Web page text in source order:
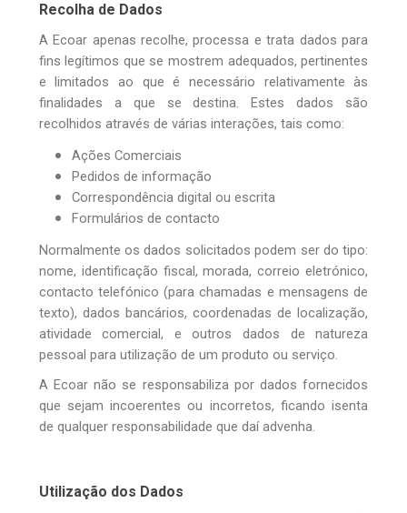
Recolha de Dados
A Ecoar apenas recolhe, processa e trata dados para
fins legítimos que se mostrem adequados, pertinentes
e limitados ao que é necessário relativamente às
finalidades a que se destina. Estes dados são
recolhidos através de várias interações, tais como:
Ações Comerciais
Pedidos de informação
Correspondência digital ou escrita
Formulários de contacto
Normalmente os dados solicitados podem ser do tipo:
nome, identificação fiscal, morada, correio eletrónico,
contacto telefónico (para chamadas e mensagens de
texto), dados bancários, coordenadas de localização,
atividade comercial, e outros dados de natureza
pessoal para utilização de um produto ou serviço.
A Ecoar não se responsabiliza por dados fornecidos
que sejam incoerentes ou incorretos, ficando isenta
de qualquer responsabilidade que daí advenha.
Utilização dos Dados